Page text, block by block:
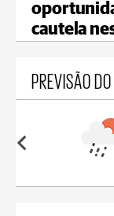
cautela
PREVISÃO
18°C